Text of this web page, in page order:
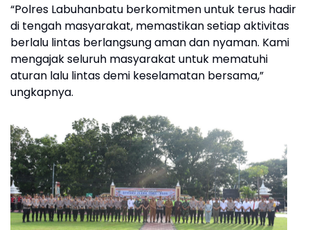
“Polres Labuhanbatu berkomitmen untuk terus hadir
di tengah masyarakat, memastikan setiap aktivitas
berlalu lintas berlangsung aman dan nyaman. Kami
mengajak seluruh masyarakat untuk mematuhi
aturan lalu lintas demi keselamatan bersama,”
ungkapnya.